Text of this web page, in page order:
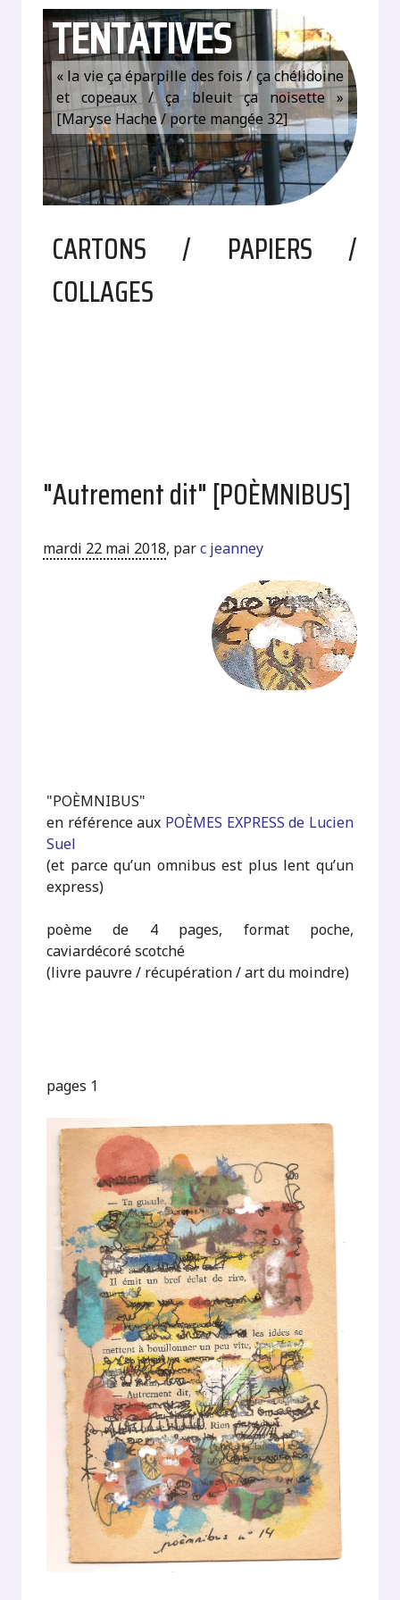
TENTATIVES
« la vie ça éparpille des fois / ça chélidoine
et copeaux / ça bleuit ça noisette »
[Maryse Hache / porte mangée 32]
CARTONS / PAPIERS /
COLLAGES
"Autrement dit" [POÈMNIBUS]
mardi 22 mai 2018, parc jeanney
"POÈMNIBUS"
en référence aux POÈMES EXPRESS de Lucien
Suel
(et parce qu’un omnibus est plus lent qu’un
express)
poème de 4 pages, format poche,
caviardécoré scotché
(livre pauvre / récupération / art du moindre)
pages 1